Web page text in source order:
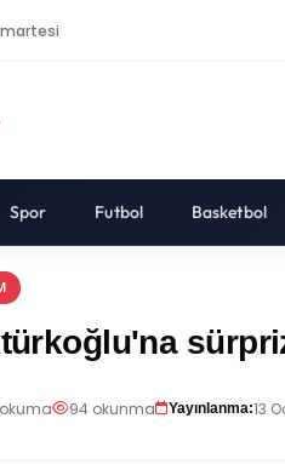
Spor Futbol Basketbol
94 okunma Yayınlanma:13